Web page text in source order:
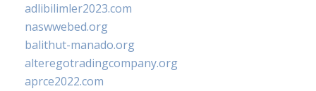
adlibilimler2023.com
naswwebed.org
balithut-manado.org
alteregotradingcompany.org
aprce2022.com